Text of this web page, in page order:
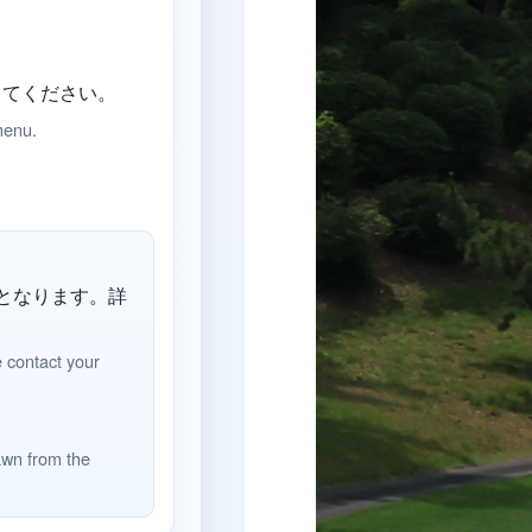
ください。
なります。詳
contact your
from the